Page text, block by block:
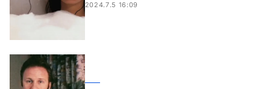
2024.7.5 16:09